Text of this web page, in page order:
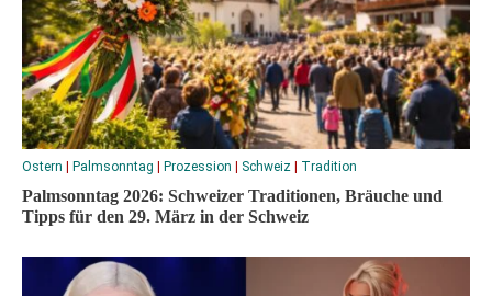
Ostern | Palmsonntag | Prozession | Schweiz | Tradition
Palmsonntag 2026: Schweizer Traditionen, Bräuche und
Tipps für den 29. März in der Schweiz